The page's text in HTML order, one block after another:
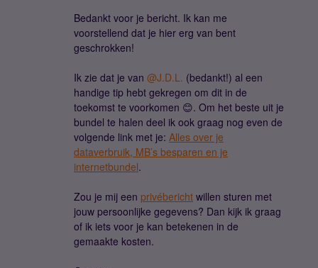
Bedankt voor je bericht. Ik kan me
voorstellend dat je hier erg van bent
geschrokken!
Ik zie dat je van @J.D.L. (bedankt!) al een
handige tip hebt gekregen om dit in de
toekomst te voorkomen 😊. Om het beste uit je
bundel te halen deel ik ook graag nog even de
volgende link met je: Alles over je
dataverbruik, MB’s besparen en je
internetbundel.
Zou je mij een privébericht willen sturen met
jouw persoonlijke gegevens? Dan kijk ik graag
of ik iets voor je kan betekenen in de
gemaakte kosten.